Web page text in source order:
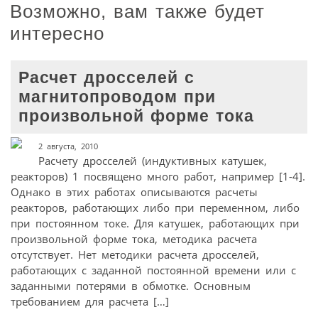
Возможно, вам также будет
интересно
Расчет дросселей с
магнитопроводом при
произвольной форме тока
2 августа, 2010
Расчету дросселей (индуктивных катушек,
реакторов) 1 посвящено много работ, например [1-4].
Однако в этих работах описываются расчеты
реакторов, работающих либо при переменном, либо
при постоянном токе. Для катушек, работающих при
произвольной форме тока, методика расчета
отсутствует. Нет методики расчета дросселей,
работающих с заданной постоянной времени или с
заданными потерями в обмотке. Основным
требованием для расчета […]